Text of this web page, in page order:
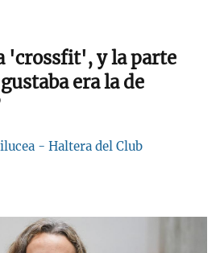
'crossfit', y la parte
era la de
- Haltera del Club